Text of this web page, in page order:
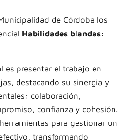
de Córdoba los
Habilidades blandas:
es presentar el trabajo en
destacando su sinergia y
colaboración,
confianza y cohesión.
para gestionar un
transformando